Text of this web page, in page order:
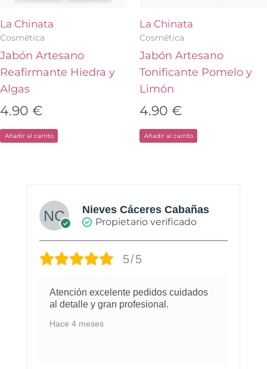
La Chinata
Cosmética
Jabón Artesano
Reafirmante Hiedra y
Algas
4.90 €
Añadir al carrito
La Chinata
Cosmética
Jabón Artesano
Tonificante Pomelo y
Limón
4.90 €
Añadir al carrito
Nieves Cáceres Cabañas
Propietario verificado
5/5
Atención excelente pedidos cuidados
al detalle y gran profesional.
Hace 4 meses